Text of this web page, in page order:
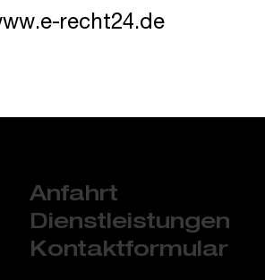
recht24.de
Anfahrt
Dienstleistungen
Kontaktformular